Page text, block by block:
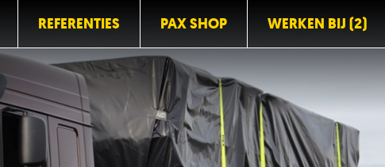
REFERENTIES PAX SHOP WERKEN BIJ (2)